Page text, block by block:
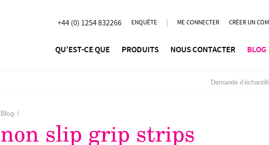
+44 (0) 1254 832266 ENQUÊTE ME CONNECTER CRÉER UN
QU’EST-CE QUE PRODUITS NOUS CONTACTER BLOG
Demande
Blog /
non slip grip strips